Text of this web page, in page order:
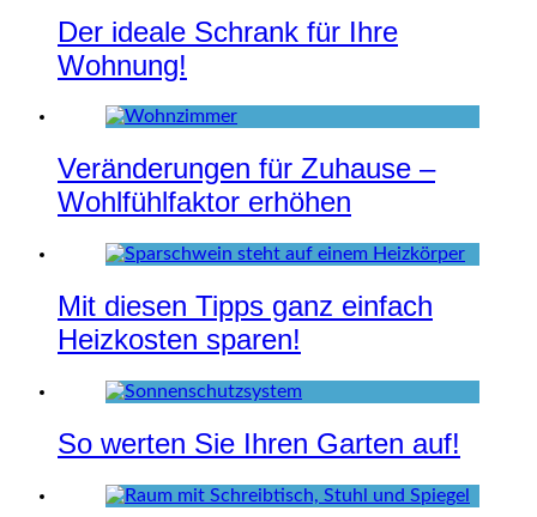
Der ideale Schrank für Ihre
Wohnung!
Veränderungen für Zuhause –
Wohlfühlfaktor erhöhen
Mit diesen Tipps ganz einfach
Heizkosten sparen!
So werten Sie Ihren Garten auf!